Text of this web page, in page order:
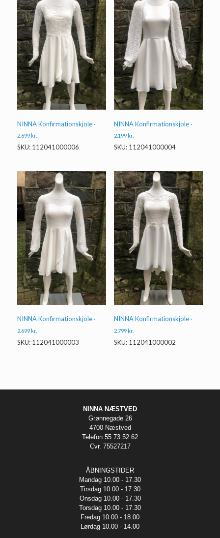
NINNA Konfirmationskjole ·
2.699 kr.
SKU: 112041000006
NINNA Konfirmationskjole ·
2.199 kr.
SKU: 112041000004
NINNA Konfirmationskjole ·
2.699kr.
SKU: 112041000003
NINNA Konfirmationskjole ·
2.799kr.
SKU: 112041000002
NINNA NÆSTVED
Grønnegade 26
4700 Næstved
Telefon 55 73 52 62
Cvr. 75527217
ÅBNINGSTIDER
Mandag 10.00 - 17.30
Tirsdag 10.00 - 17.30
Onsdag 10.00 - 17.30
Torsdag 10.00 - 17.30
Fredag 10.00 - 18.00
Lørdag 10.00 - 14.00